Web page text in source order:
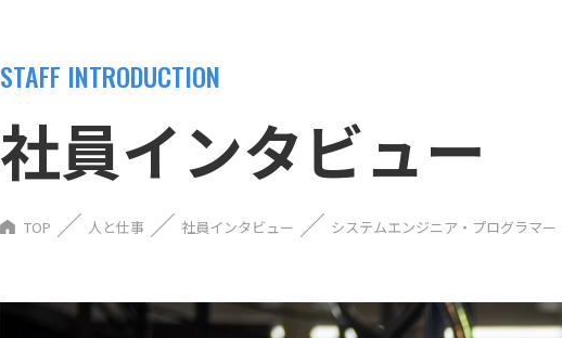
STAFF INTRODUCTION
社員インタビュー
TOP 人と仕事 社員インタビュー システムエンジニア・プログラマー